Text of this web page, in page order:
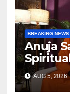
BREAKING NEWS
Anuja
Swami
AUG 5, 2026